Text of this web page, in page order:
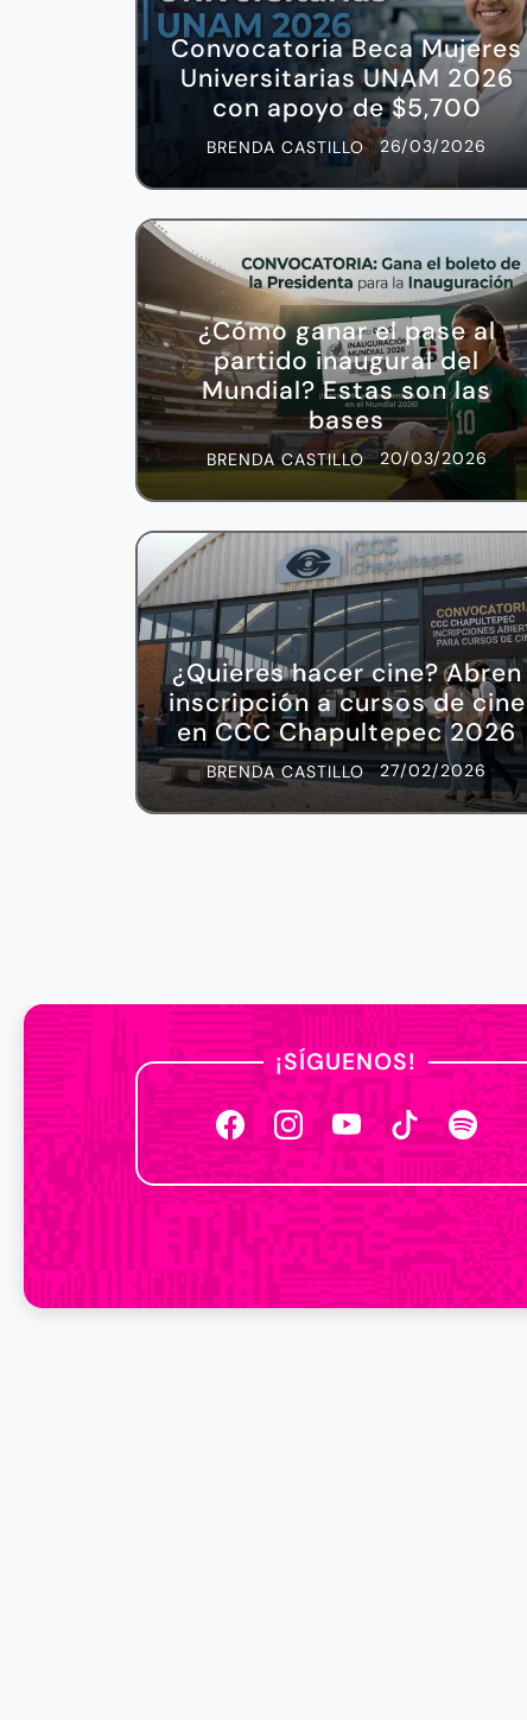
Convocatoria Beca Mujeres
Universitarias UNAM 2026
con apoyo de $5,700
BRENDA CASTILLO 26/03/2026
¿Cómo ganar el pase al
partido inaugural del
Mundial? Estas son las
bases
BRENDA CASTILLO 20/03/2026
¿Quieres hacer cine? Abren
inscripción a cursos de cine
en CCC Chapultepec 2026
BRENDA CASTILLO 27/02/2026
¡SÍGUENOS!